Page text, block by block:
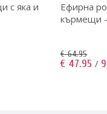
с яка и
Ефирна
кърмещи
€ 64.95
€ 47.95 /